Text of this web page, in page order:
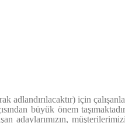
adlandırılacaktır) için
büyük önem
adaylarımızın,